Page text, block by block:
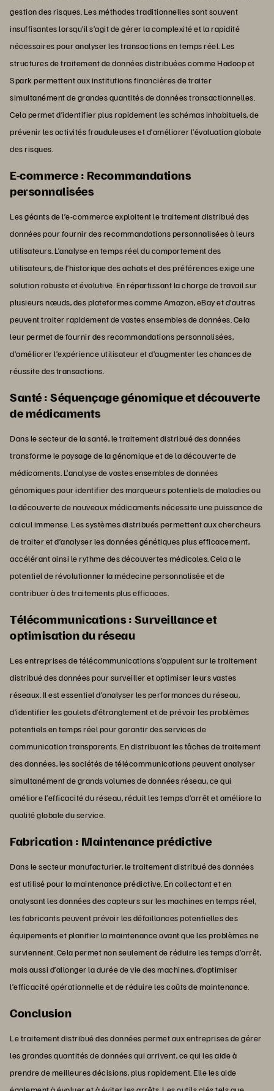
gestion des risques. Les méthodes traditionnelles sont souvent
insuffisantes lorsqu’il s’agit de gérer la complexité et la rapidité
nécessaires pour analyser les transactions en temps réel. Les
structures de traitement de données distribuées comme Hadoop et
Spark permettent aux institutions financières de traiter
simultanément de grandes quantités de données transactionnelles.
Cela permet d’identifier plus rapidement les schémas inhabituels, de
prévenir les activités frauduleuses et d’améliorer l’évaluation globale
des risques.
E-commerce : Recommandations
personnalisées
Les géants de l’e-commerce exploitent le traitement distribué des
données pour fournir des recommandations personnalisées à leurs
utilisateurs. L’analyse en temps réel du comportement des
utilisateurs, de l’historique des achats et des préférences exige une
solution robuste et évolutive. En répartissant la charge de travail sur
plusieurs nœuds, des plateformes comme Amazon, eBay et d’autres
peuvent traiter rapidement de vastes ensembles de données. Cela
leur permet de fournir des recommandations personnalisées,
d’améliorer l’expérience utilisateur et d’augmenter les chances de
réussite des transactions.
Santé : Séquençage génomique et découverte
de médicaments
Dans le secteur de la santé, le traitement distribué des données
transforme le paysage de la génomique et de la découverte de
médicaments. L’analyse de vastes ensembles de données
génomiques pour identifier des marqueurs potentiels de maladies ou
la découverte de nouveaux médicaments nécessite une puissance de
calcul immense. Les systèmes distribués permettent aux chercheurs
de traiter et d’analyser les données génétiques plus efficacement,
accélérant ainsi le rythme des découvertes médicales. Cela a le
potentiel de révolutionner la médecine personnalisée et de
contribuer à des traitements plus efficaces.
Télécommunications : Surveillance et
optimisation du réseau
Les entreprises de télécommunications s’appuient sur le traitement
distribué des données pour surveiller et optimiser leurs vastes
réseaux. Il est essentiel d’analyser les performances du réseau,
d’identifier les goulets d’étranglement et de prévoir les problèmes
potentiels en temps réel pour garantir des services de
communication transparents. En distribuant les tâches de traitement
des données, les sociétés de télécommunications peuvent analyser
simultanément de grands volumes de données réseau, ce qui
améliore l’efficacité du réseau, réduit les temps d’arrêt et améliore la
qualité globale du service.
Fabrication : Maintenance prédictive
Dans le secteur manufacturier, le traitement distribué des données
est utilisé pour la maintenance prédictive. En collectant et en
analysant les données des capteurs sur les machines en temps réel,
les fabricants peuvent prévoir les défaillances potentielles des
équipements et planifier la maintenance avant que les problèmes ne
surviennent. Cela permet non seulement de réduire les temps d’arrêt,
mais aussi d’allonger la durée de vie des machines, d’optimiser
l’efficacité opérationnelle et de réduire les coûts de maintenance.
Conclusion
Le traitement distribué des données permet aux entreprises de gérer
les grandes quantités de données qui arrivent, ce qui les aide à
prendre de meilleures décisions, plus rapidement. Elle les aide